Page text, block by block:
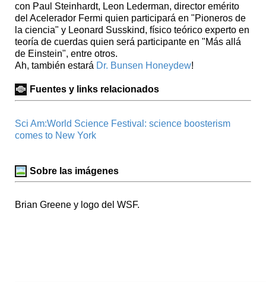
con Paul Steinhardt, Leon Lederman, director emérito
del Acelerador Fermi quien participará en "Pioneros de
la ciencia" y Leonard Susskind, físico teórico experto en
teoría de cuerdas quien será participante en "Más allá
de Einstein", entre otros.
Ah, también estará Dr. Bunsen Honeydew!
Fuentes y links relacionados
Sci Am:World Science Festival: science boosterism
comes to New York
Sobre las imágenes
Brian Greene y logo del WSF.